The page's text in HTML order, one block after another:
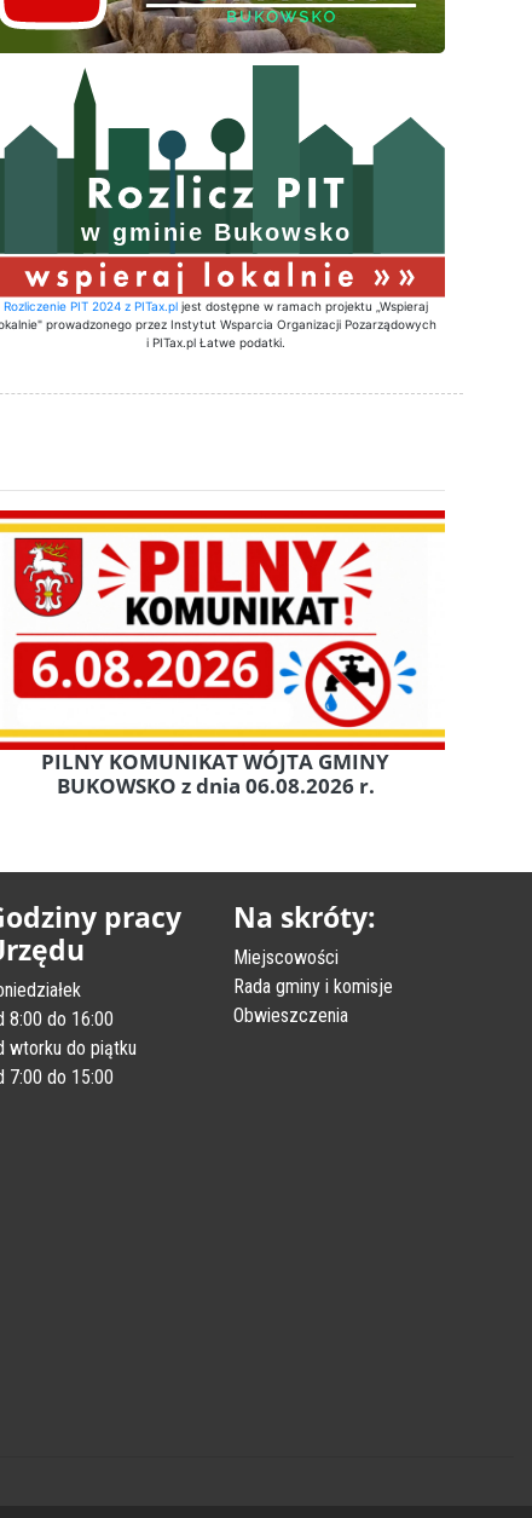
Rozliczenie PIT 2024 z PITax.pljest dostępne w ramach projektu „Wspieraj
prowadzonego przez Instytut Wsparcia Organizacji Pozarządowych
i PITax.pl Łatwe podatki.
PILNY KOMUNIKAT WÓJTA GMINY
BUKOWSKO z dnia 06.08.2026 r.
pracy
8:00 do 16:00
wtorku do piątku
7:00 do 15:00
Na skróty:
Miejscowości
Rada gminy i komisje
Obwieszczenia